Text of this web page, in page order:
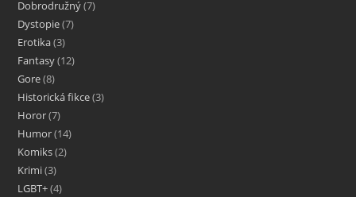
Dobrodružný 7
Dystopie 7
Erotika 3
Fantasy 12
Gore 8
Historická fikce 3
Horor 7
Humor 14
Komiks 2
Krimi 3
LGBT+ 4